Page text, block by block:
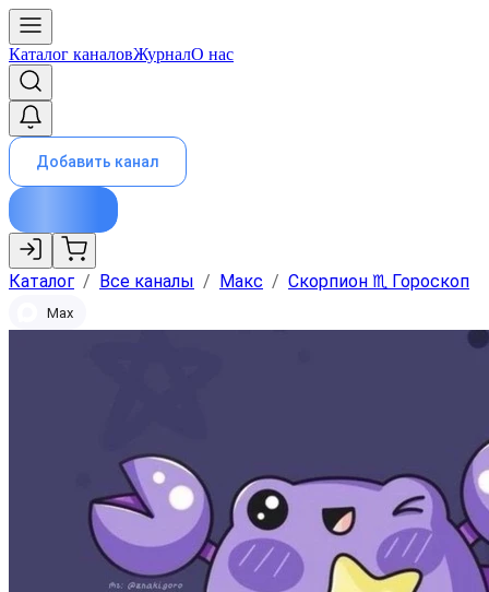
Каталог каналовЖурналО нас
Добавить канал
Каталог / Все каналы / Макс / Скорпион ♏︎ Гороскоп
Max